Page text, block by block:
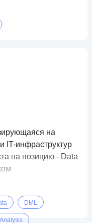
на
IT-инфраструктур
на позицию - Data
DML